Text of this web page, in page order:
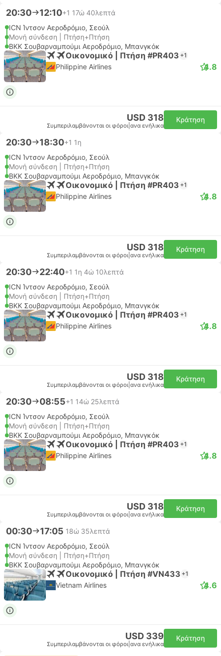
20:30 12:10+1 17ώ 40λεπτά
ICN Ίντσον Αεροδρόμιο, Σεούλ
Μονή σύνδεση | Πτήση+Πτήση
BKK Σουβαρναμπούμι Αεροδρόμιο, Μπανγκόκ
Οικονομικό | Πτήση #PR403 +1
Philippine Airlines 4.8
USD 318
Συμπεριλαμβάνονται οι φόροι ανα ενήλικα
Κράτηση
20:30 18:30+1 1η
ICN Ίντσον Αεροδρόμιο, Σεούλ
Μονή σύνδεση | Πτήση+Πτήση
BKK Σουβαρναμπούμι Αεροδρόμιο, Μπανγκόκ
Οικονομικό | Πτήση #PR403 +1
Philippine Airlines 4.8
USD 318
Συμπεριλαμβάνονται οι φόροι ανα ενήλικα
Κράτηση
20:30 22:40+1 1η 4ώ 10λεπτά
ICN Ίντσον Αεροδρόμιο, Σεούλ
Μονή σύνδεση | Πτήση+Πτήση
BKK Σουβαρναμπούμι Αεροδρόμιο, Μπανγκόκ
Οικονομικό | Πτήση #PR403 +1
Philippine Airlines 4.8
USD 318
Συμπεριλαμβάνονται οι φόροι ανα ενήλικα
Κράτηση
20:30 08:55+1 14ώ 25λεπτά
ICN Ίντσον Αεροδρόμιο, Σεούλ
Μονή σύνδεση | Πτήση+Πτήση
BKK Σουβαρναμπούμι Αεροδρόμιο, Μπανγκόκ
Οικονομικό | Πτήση #PR403 +1
Philippine Airlines 4.8
USD 318
Συμπεριλαμβάνονται οι φόροι ανα ενήλικα
Κράτηση
00:30 17:05 18ώ 35λεπτά
ICN Ίντσον Αεροδρόμιο, Σεούλ
Μονή σύνδεση | Πτήση+Πτήση
BKK Σουβαρναμπούμι Αεροδρόμιο, Μπανγκόκ
Οικονομικό | Πτήση #VN433 +1
Vietnam Airlines 4.6
USD 339
Συμπεριλαμβάνονται οι φόροι ανα ενήλικα
Κράτηση